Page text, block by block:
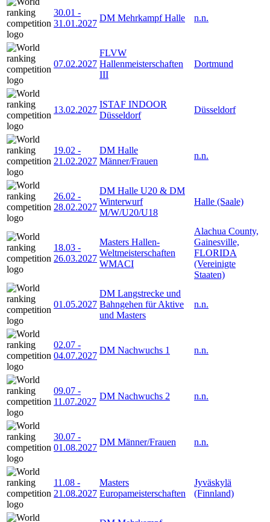
30.01 -
31.01.2027
DM Mehrkampf Halle n.n.
07.02.2027
FLVW
Hallenmeisterschaften
III
Dortmund
13.02.2027
ISTAF INDOOR
Düsseldorf
Düsseldorf
19.02 -
21.02.2027
DM Halle
Männer/Frauen
n.n.
26.02 -
28.02.2027
DM Halle U20 & DM
Winterwurf
M/W/U20/U18
Halle (Saale)
18.03 -
26.03.2027
Masters Hallen-
Weltmeisterschaften
WMACI
Alachua County,
Gainesville,
FLORIDA
(Vereinigte
Staaten)
01.05.2027
DM Langstrecke und
Bahngehen für Aktive
und Masters
n.n.
02.07 -
04.07.2027
DM Nachwuchs 1 n.n.
09.07 -
11.07.2027
DM Nachwuchs 2 n.n.
30.07 -
01.08.2027
DM Männer/Frauen n.n.
11.08 -
21.08.2027
Masters
Europameisterschaften
Jyväskylä
(Finnland)